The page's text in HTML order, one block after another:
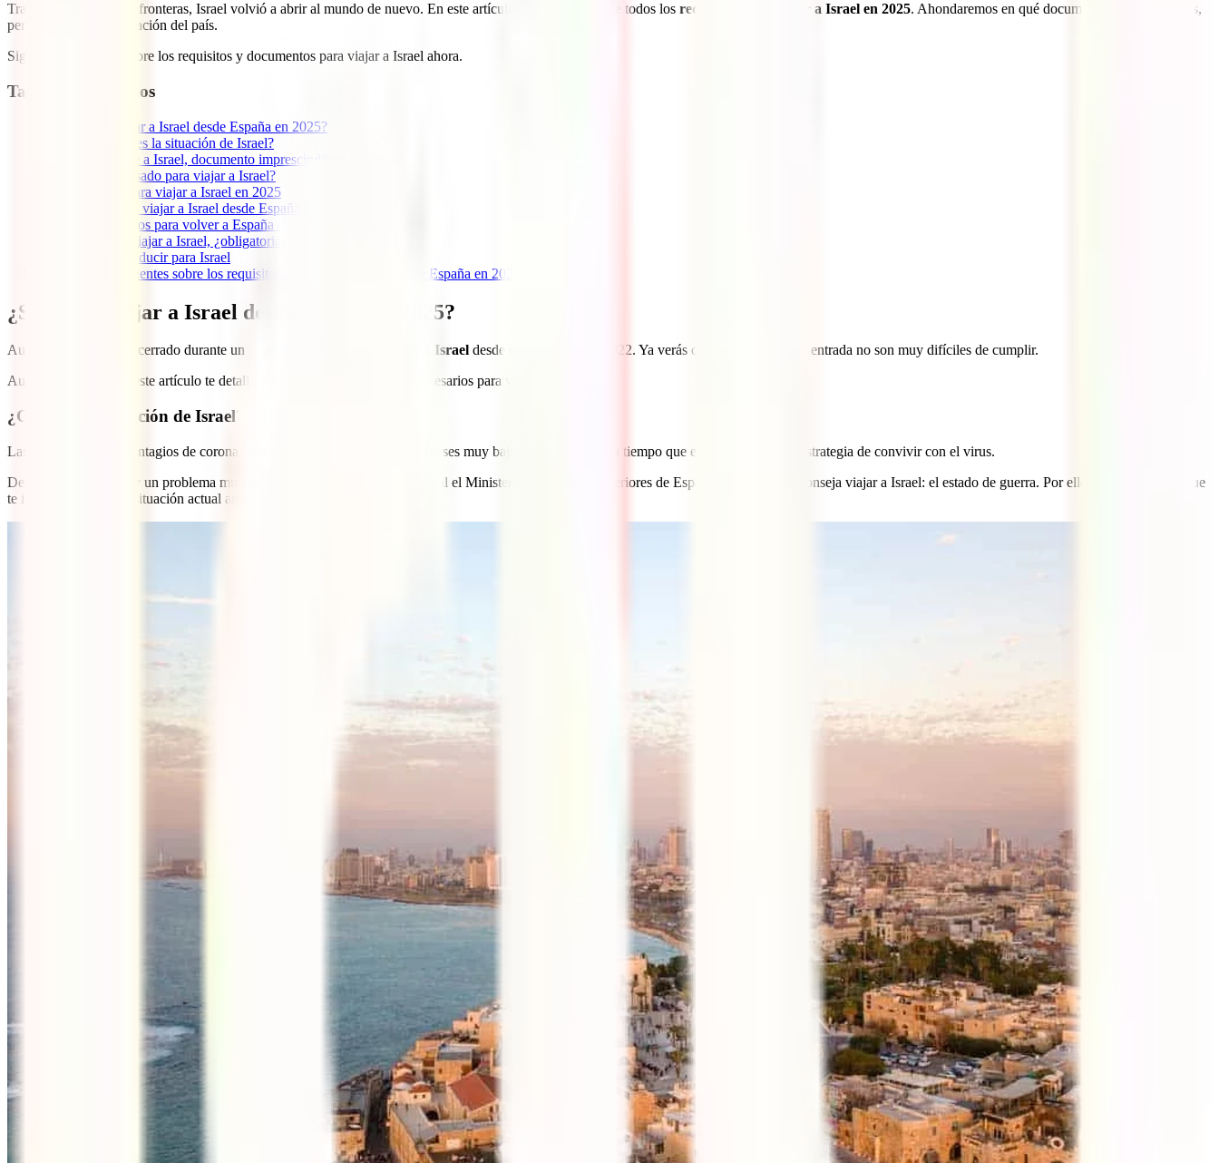
Tras un largo cierre de fronteras, Israel volvió a abrir al mundo de nuevo. En este artículo vamos a detallarte todos los requisitos para viajar a Israel en 2025. Ahondaremos en qué documentos son necesarios,
pero también en la situación del país.
Sigue leyendo y descubre los requisitos y documentos para viajar a Israel ahora.
Tabla de contenidos
¿Se puede viajar a Israel desde España en 2025?
¿Cómo es la situación de Israel?
Seguro de viaje a Israel, documento imprescindible
¿Se necesita visado para viajar a Israel?
Documentos para viajar a Israel en 2025
Requisitos para viajar a Israel desde España ahora
Requisitos para volver a España desde Israel
Vacunas para viajar a Israel, ¿obligatorias?
Permiso de conducir para Israel
Preguntas frecuentes sobre los requisitos para viajar a Israel desde España en 2025
¿Se puede viajar a Israel desde España en 2025?
Aunque el país estuvo cerrado durante un largo tiempo, se puede viajar a Israel desde el 9 de enero de 2022. Ya verás que los requisitos de entrada no son muy difíciles de cumplir.
Aun así, a lo largo de este artículo te detallaremos qué documentos son necesarios para viajar a Israel.
¿Cómo es la situación de Israel?
Las cifras diarias de contagios de coronavirus en Israel ya llevan muchos meses muy bajas y el país hace ya tiempo que empezó a seguir la estrategia de convivir con el virus.
Desgraciadamente, hay un problema mucho más importante ahora por el cual el Ministerio de Asuntos Exteriores de España (MAEC) desaconseja viajar a Israel: el estado de guerra. Por ello, es fundamental que
te informes bien de la situación actual antes de hacer planes de viaje.